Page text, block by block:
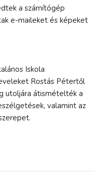
a számítógép
e-maileket és képeket
Iskola
Rostás Pétertől
utoljára átismételték a
valamint az